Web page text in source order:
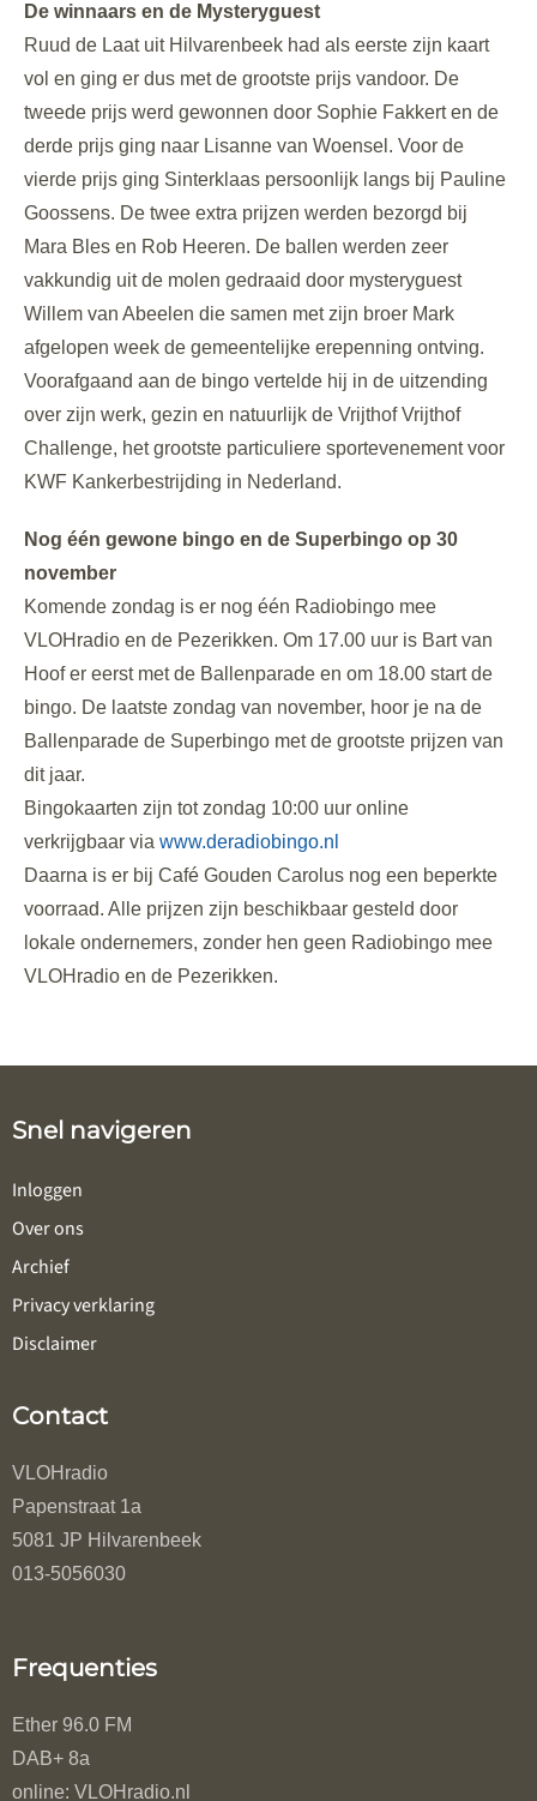
De winnaars en de Mysteryguest
Ruud de Laat uit Hilvarenbeek had als eerste zijn kaart
vol en ging er dus met de grootste prijs vandoor. De
tweede prijs werd gewonnen door Sophie Fakkert en de
derde prijs ging naar Lisanne van Woensel. Voor de
vierde prijs ging Sinterklaas persoonlijk langs bij Pauline
Goossens. De twee extra prijzen werden bezorgd bij
Mara Bles en Rob Heeren. De ballen werden zeer
vakkundig uit de molen gedraaid door mysteryguest
Willem van Abeelen die samen met zijn broer Mark
afgelopen week de gemeentelijke erepenning ontving.
Voorafgaand aan de bingo vertelde hij in de uitzending
over zijn werk, gezin en natuurlijk de Vrijthof Vrijthof
Challenge, het grootste particuliere sportevenement voor
KWF Kankerbestrijding in Nederland.
Nog één gewone bingo en de Superbingo op 30
november
Komende zondag is er nog één Radiobingo mee
VLOHradio en de Pezerikken. Om 17.00 uur is Bart van
Hoof er eerst met de Ballenparade en om 18.00 start de
bingo. De laatste zondag van november, hoor je na de
Ballenparade de Superbingo met de grootste prijzen van
dit jaar.
Bingokaarten zijn tot zondag 10:00 uur online
verkrijgbaar via www.deradiobingo.nl
Daarna is er bij Café Gouden Carolus nog een beperkte
voorraad. Alle prijzen zijn beschikbaar gesteld door
lokale ondernemers, zonder hen geen Radiobingo mee
VLOHradio en de Pezerikken.
Snel navigeren
Inloggen
Over ons
Archief
Privacy verklaring
Disclaimer
Contact
VLOHradio
Papenstraat 1a
5081 JP Hilvarenbeek
013-5056030
Frequenties
Ether 96.0 FM
DAB+ 8a
online: VLOHradio.nl